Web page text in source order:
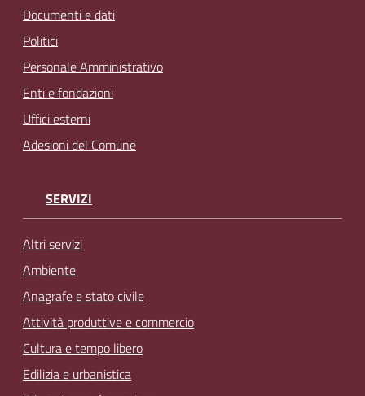
Documenti e dati
Politici
Personale Amministrativo
Enti e fondazioni
Uffici esterni
Adesioni del Comune
SERVIZI
Altri servizi
Ambiente
Anagrafe e stato civile
Attività produttive e commercio
Cultura e tempo libero
Edilizia e urbanistica